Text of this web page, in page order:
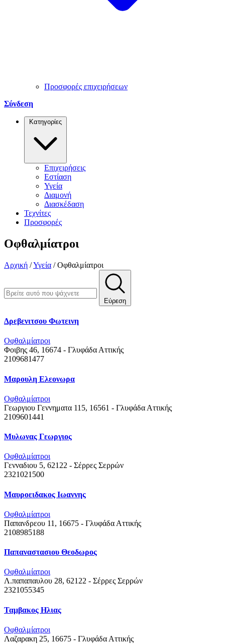
Προσφορές επιχειρήσεων
Σύνδεση
Κατηγορίες
Επιχειρήσεις
Εστίαση
Υγεία
Διαμονή
Διασκέδαση
Τεχνίτες
Προσφορές
Οφθαλμίατροι
Αρχική /Υγεία / Οφθαλμίατροι
Εύρεση
Δρεβενιτσου Φωτεινη
Οφθαλμίατροι
Φοιβης 46, 16674 - Γλυφάδα Αττικής
2109681477
Μαρουλη Ελεονωρα
Οφθαλμίατροι
Γεωργιου Γεννηματα 115, 16561 - Γλυφάδα Αττικής
2109601441
Μυλωνας Γεωργιος
Οφθαλμίατροι
Γενναδιου 5, 62122 - Σέρρες Σερρών
2321021500
Μαυροειδακος Ιωαννης
Οφθαλμίατροι
Παπανδρεου 11, 16675 - Γλυφάδα Αττικής
2108985188
Παπαναστασιου Θεοδωρος
Οφθαλμίατροι
Λ.παπαπαυλου 28, 62122 - Σέρρες Σερρών
2321055345
Ταμβακος Ηλιας
Οφθαλμίατροι
Λαζαρακη 25, 16675 - Γλυφάδα Αττικής